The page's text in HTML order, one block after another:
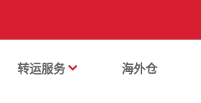
转运服务 海外仓